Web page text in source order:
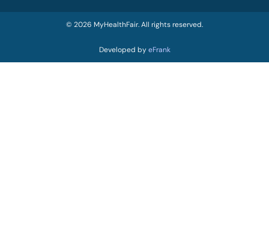
© 2026 MyHealthFair. All rights reserved.
Developed byeFrank